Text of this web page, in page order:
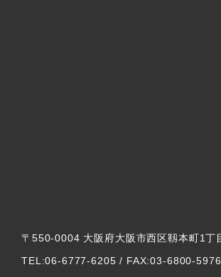
〒550-0004 大阪府大阪市西区靱本町1丁
TEL:06-6777-6205 / FAX:03-6800-5976